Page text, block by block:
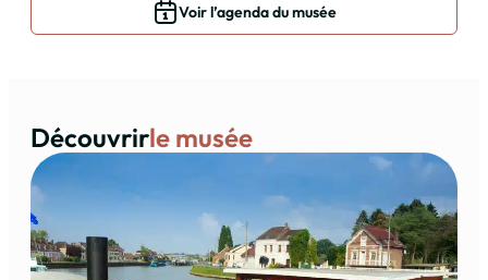
Voir l’agenda du musée
Découvrirle musée